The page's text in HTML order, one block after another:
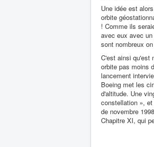
Une idée est
orbite
! Comme ils
avec eux avec
sont nombreux
C'est ainsi qu'est
orbite pas moins
lancement
Boeing met les
d'altitude. Une
constellation »,
de novembre
Chapitre XI, qui